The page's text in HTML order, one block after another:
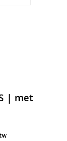
| met